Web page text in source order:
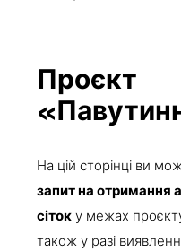
Проєкт
На цій сторінці ви
запит на отримання
сітоку межах
також у разі